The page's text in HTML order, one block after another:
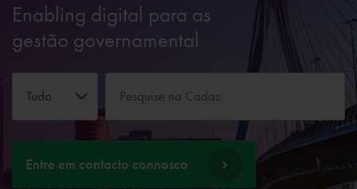
Enabling digital para as
gestão governamental
Tudo
Entre em contacto connosco